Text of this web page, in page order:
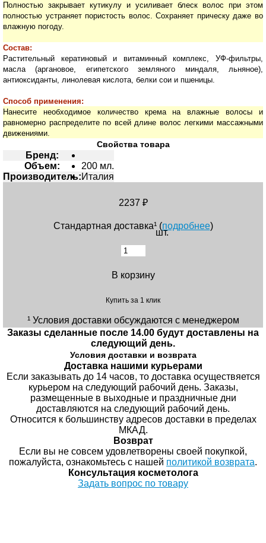
Полностью закрывает кутикулу и усиливает блеск волос при этом
полностью устраняет пористость волос. Сохраняет прическу даже во
влажную погоду.
Состав:
Растительный кератиновый и витаминный комплекс, УФ-фильтры,
масла (аргановое, египетского земляного миндаля, льняное),
антиоксиданты, линолевая кислота, белки сои и пшеницы.
Способ применения:
Нанесите необходимое количество крема на влажные волосы и
равномерно распределите по всей длине волос легкими массажными
движениями.
Свойства товара
Бренд:
Объем:
200 мл.
Производитель:Италия
2237 ₽
Стандартная доставка¹ (подробнее)
шт.
В корзину
Купить за 1 клик
¹ Условия доставки обсуждаются с менеджером
Заказы сделанные после 14.00 будут доставлены на
следующий день.
Условия доставки и возврата
Доставка нашими курьерами
Если заказывать до 14 часов, то доставка осуществяется
курьером на следующий рабочий день. Заказы,
размещенные в выходные и праздничные дни
доставляются на следующий рабочий день.
Относится к большинству адресов доставки в пределах
МКАД.
Возврат
Если вы не совсем удовлетворены своей покупкой,
пожалуйста, ознакомьтесь с нашей политикой возврата.
Консультация косметолога
Задать вопрос по товару